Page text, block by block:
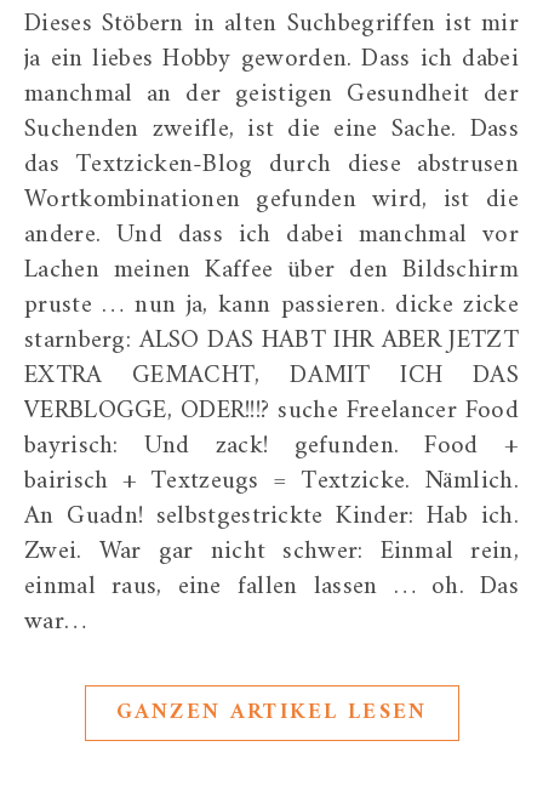
Dieses Stöbern in alten Suchbegriffen ist mir
ja ein liebes Hobby geworden. Dass ich dabei
manchmal an der geistigen Gesundheit der
Suchenden zweifle, ist die eine Sache. Dass
das Textzicken-Blog durch diese abstrusen
Wortkombinationen gefunden wird, ist die
andere. Und dass ich dabei manchmal vor
Lachen meinen Kaffee über den Bildschirm
pruste … nun ja, kann passieren. dicke zicke
starnberg: ALSO DAS HABT IHR ABER JETZT
EXTRA GEMACHT, DAMIT ICH DAS
VERBLOGGE, ODER!!!? suche Freelancer Food
bayrisch: Und zack! gefunden. Food +
bairisch + Textzeugs = Textzicke. Nämlich.
An Guadn! selbstgestrickte Kinder: Hab ich.
Zwei. War gar nicht schwer: Einmal rein,
einmal raus, eine fallen lassen … oh. Das
war…
GANZEN ARTIKEL LESEN